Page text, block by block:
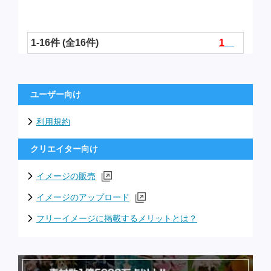
1-16件 (全16件) 1
ユーザー向け
利用規約
クリエイター向け
イメージの販売
イメージのアップロード
フリーイメージに掲載するメリットとは？